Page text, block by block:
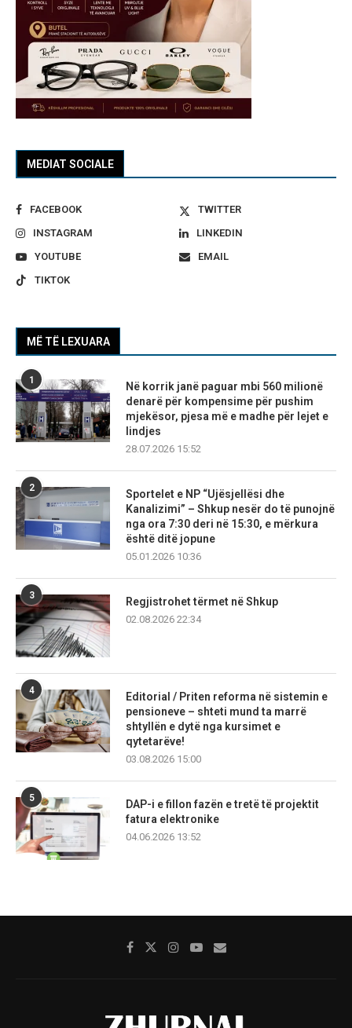
MEDIAT SOCIALE
FACEBOOK
TWITTER
INSTAGRAM
LINKEDIN
YOUTUBE
EMAIL
TIKTOK
MË TË LEXUARA
1
Në korrik janë paguar mbi 560 milionë
denarë për kompensime për pushim
mjekësor, pjesa më e madhe për lejet e
lindjes
28.07.2026 15:52
2
Sportelet e NP “Ujësjellësi dhe
Kanalizimi” – Shkup nesër do të punojnë
nga ora 7:30 deri në 15:30, e mërkura
është ditë jopune
05.01.2026 10:36
3
Regjistrohet tërmet në Shkup
02.08.2026 22:34
4
Editorial / Priten reforma në sistemin e
pensioneve – shteti mund ta marrë
shtyllën e dytë nga kursimet e
qytetarëve!
03.08.2026 15:00
5
DAP-i e fillon fazën e tretë të projektit
fatura elektronike
04.06.2026 13:52